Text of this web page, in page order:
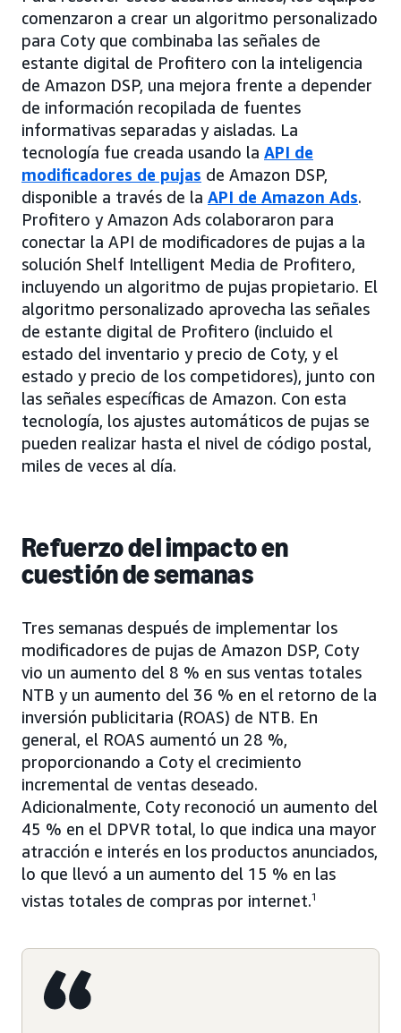
comenzaron a crear un algoritmo personalizado
para Coty que combinaba las señales de
estante digital de Profitero con la inteligencia
de Amazon DSP, una mejora frente a depender
de información recopilada de fuentes
informativas separadas y aisladas. La
tecnología fue creada usando la API de
modificadores de pujas de Amazon DSP,
disponible a través de la API de Amazon Ads.
Profitero y Amazon Ads colaboraron para
conectar la API de modificadores de pujas a la
solución Shelf Intelligent Media de Profitero,
incluyendo un algoritmo de pujas propietario. El
algoritmo personalizado aprovecha las señales
de estante digital de Profitero (incluido el
estado del inventario y precio de Coty, y el
estado y precio de los competidores), junto con
las señales específicas de Amazon. Con esta
tecnología, los ajustes automáticos de pujas se
pueden realizar hasta el nivel de código postal,
miles de veces al día.
Refuerzo del impacto en
cuestión de semanas
Tres semanas después de implementar los
modificadores de pujas de Amazon DSP, Coty
vio un aumento del 8 % en sus ventas totales
NTB y un aumento del 36 % en el retorno de la
inversión publicitaria (ROAS) de NTB. En
general, el ROAS aumentó un 28 %,
proporcionando a Coty el crecimiento
incremental de ventas deseado.
Adicionalmente, Coty reconoció un aumento del
45 % en el DPVR total, lo que indica una mayor
atracción e interés en los productos anunciados,
lo que llevó a un aumento del 15 % en las
vistas totales de compras por internet.1